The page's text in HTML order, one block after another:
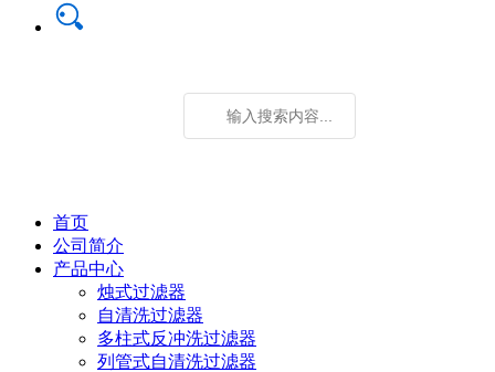
首页
公司简介
产品中心
烛式过滤器
自清洗过滤器
多柱式反冲洗过滤器
列管式自清洗过滤器